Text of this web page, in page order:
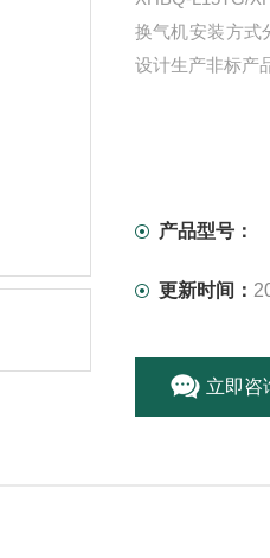
换气机安装方式
设计生产非标产
产品型号：
更新时间：
立即咨